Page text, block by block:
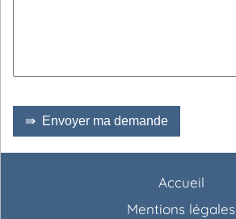
⇛ Envoyer ma demande
Accueil
Mentions légales